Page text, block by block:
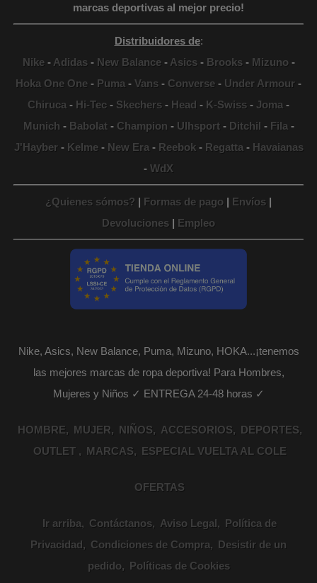
marcas deportivas al mejor precio!
Distribuidores de:
Nike- Adidas- New Balance- Asics- Brooks- Mizuno-
Hoka One One - Puma - Vans - Converse - Under Armour -
Chiruca - Hi-Tec - Skechers - Head - K-Swiss - Joma -
Munich - Babolat- Champion - Ulhsport- Ditchil - Fila -
J'Hayber- Kelme- New Era - Reebok- Regatta - Havaianas
- WdX
¿Quienes sómos? | Formas de pago | Envíos |
Devoluciones | Empleo
Nike, Asics, New Balance, Puma, Mizuno, HOKA...¡tenemos
las mejores marcas de ropa deportiva! Para Hombres,
Mujeres y Niños ✓ ENTREGA 24-48 horas ✓
HOMBRE MUJER NIÑOS ACCESORIOS
DEPORTES
OUTLET
MARCAS ESPECIAL VUELTA AL COLE
OFERTAS
Ir arriba Contáctanos Aviso Legal
Política de
Privacidad
Condiciones de Compra
Desistir de un
pedido
Políticas de Cookies